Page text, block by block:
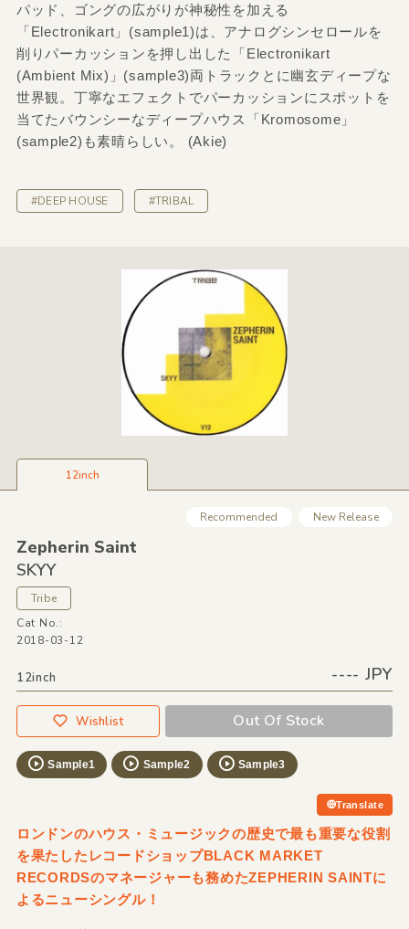
パッド、ゴングの広がりが神秘性を加える
「Electronikart」(sample1)は、アナログシンセロールを
削りパーカッションを押し出した「Electronikart
(Ambient Mix)」(sample3)両トラックとに幽玄ディープな
世界観。丁寧なエフェクトでパーカッションにスポットを
当てたバウンシーなディープハウス「Kromosome」
(sample2)も素晴らしい。 (Akie)
#DEEP HOUSE #TRIBAL
12inch
Recommended New Release
Zepherin Saint
SKYY
Tribe
Cat No.:
2018-03-12
12inch ---- JPY
Wishlist Out Of Stock
Sample1 Sample2 Sample3
Translate
ロンドンのハウス・ミュージックの歴史で最も重要な役割
を果たしたレコードショップBLACK MARKET
RECORDSのマネージャーも務めたZEPHERIN SAINTに
よるニューシングル！